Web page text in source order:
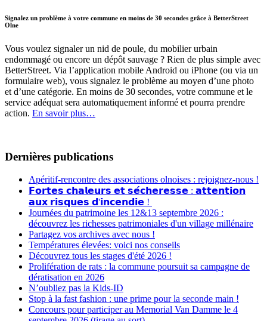
Signalez un problème à votre commune en moins de 30 secondes grâce à BetterStreet
Olne
Vous voulez signaler un nid de poule, du mobilier urbain
endommagé ou encore un dépôt sauvage ? Rien de plus simple avec
BetterStreet. Via l’application mobile Android ou iPhone (ou via un
formulaire web), vous signalez le problème au moyen d’une photo
et d’une catégorie. En moins de 30 secondes, votre commune et le
service adéquat sera automatiquement informé et pourra prendre
action. En savoir plus…
Dernières publications
Apéritif-rencontre des associations olnoises : rejoignez-nous !
𝗙𝗼𝗿𝘁𝗲𝘀 𝗰𝗵𝗮𝗹𝗲𝘂𝗿𝘀 𝗲𝘁 𝘀𝗲́𝗰𝗵𝗲𝗿𝗲𝘀𝘀𝗲 : 𝗮𝘁𝘁𝗲𝗻𝘁𝗶𝗼𝗻
𝗮𝘂𝘅 𝗿𝗶𝘀𝗾𝘂𝗲𝘀 𝗱'𝗶𝗻𝗰𝗲𝗻𝗱𝗶𝗲 !
Journées du patrimoine les 12&13 septembre 2026 :
découvrez les richesses patrimoniales d'un village millénaire
Partagez vos archives avec nous !
Températures élevées: voici nos conseils
Découvrez tous les stages d'été 2026 !
Prolifération de rats : la commune poursuit sa campagne de
dératisation en 2026
N’oubliez pas la Kids-ID
Stop à la fast fashion : une prime pour la seconde main !
Concours pour participer au Memorial Van Damme le 4